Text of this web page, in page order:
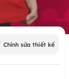
Chỉnh sửa thiết kế